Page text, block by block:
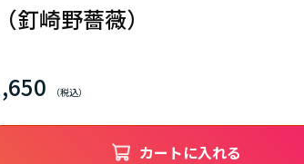
釘崎野薔薇）
カートに入れる